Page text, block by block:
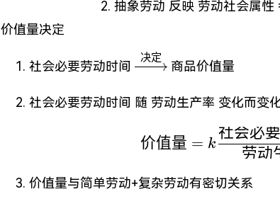
抽象劳动 反映 劳动社会属性
价值量决定
社会必要劳动时间 \xrightarrow{决
决定
商品价值量
社会必要劳动时间 随 劳动生产率 变化而变
价值
价值量 = k
劳动
社会必
价值量与简单劳动+复杂劳动有密切关系